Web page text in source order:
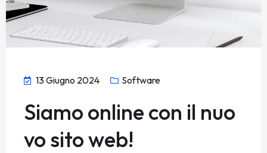
13 Giugno 2024 Software
Siamo online con il nuo
vo sito web!